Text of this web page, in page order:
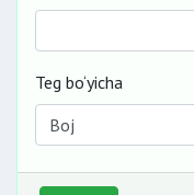
Teg bo‘yicha